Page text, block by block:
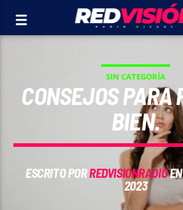
SIN CATEGORÍA
CONSEJOS PARA
BIEN.
ESCRITO PORREDVISIONRADIO
2023